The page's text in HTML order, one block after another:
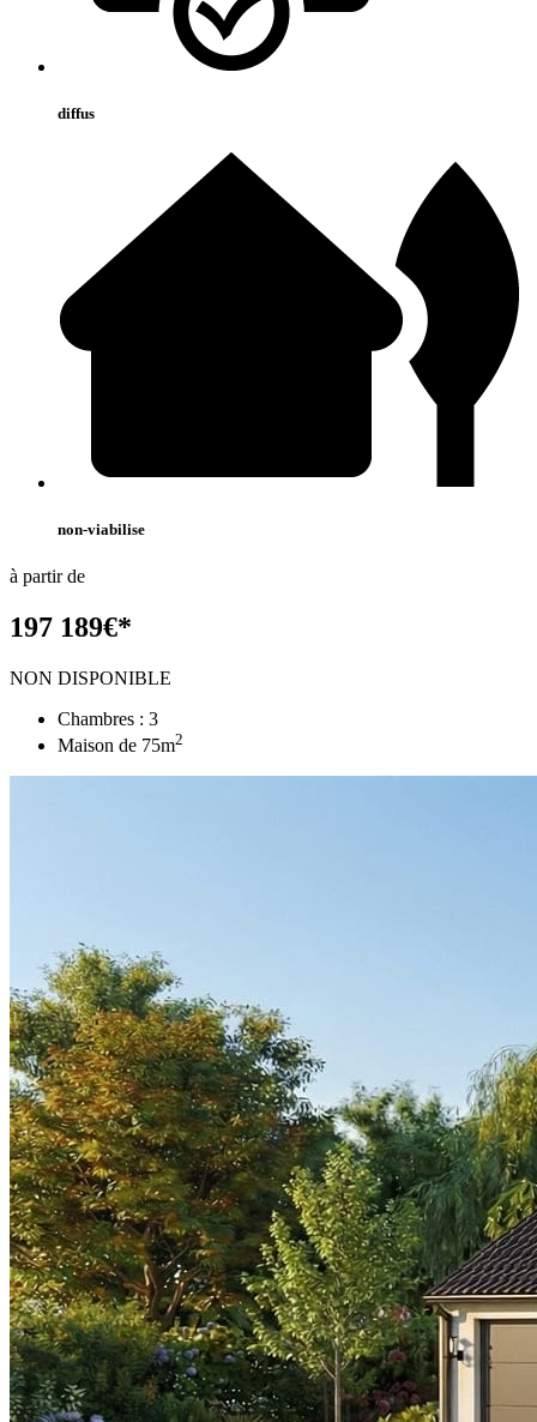
diffus
non-viabilise
à partir de
197 189€*
NON DISPONIBLE
Chambres : 3
Maison de 75m2